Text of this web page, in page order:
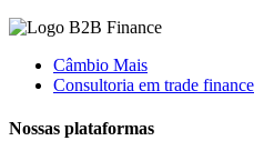
Câmbio Mais
Consultoria em trade finance
Nossas plataformas